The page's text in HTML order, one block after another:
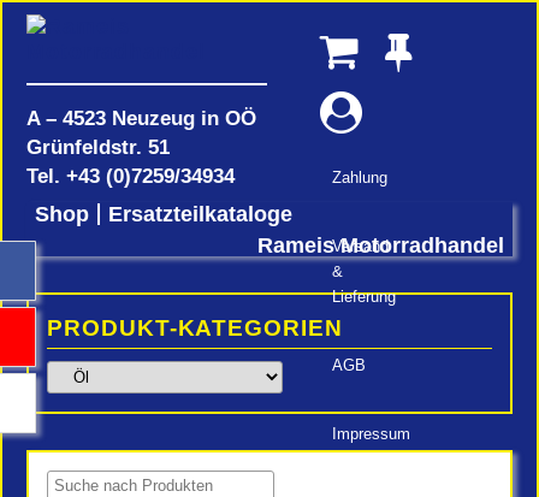
A – 4523 Neuzeug in OÖ
Grünfeldstr. 51
Tel. +43 (0)7259/34934 Zahlung
Versand
&
Lieferung
AGB
Impressum
Shop
Ersatzteilkataloge
Rameis Motorradhandel
PRODUKT-KATEGORIEN
Products